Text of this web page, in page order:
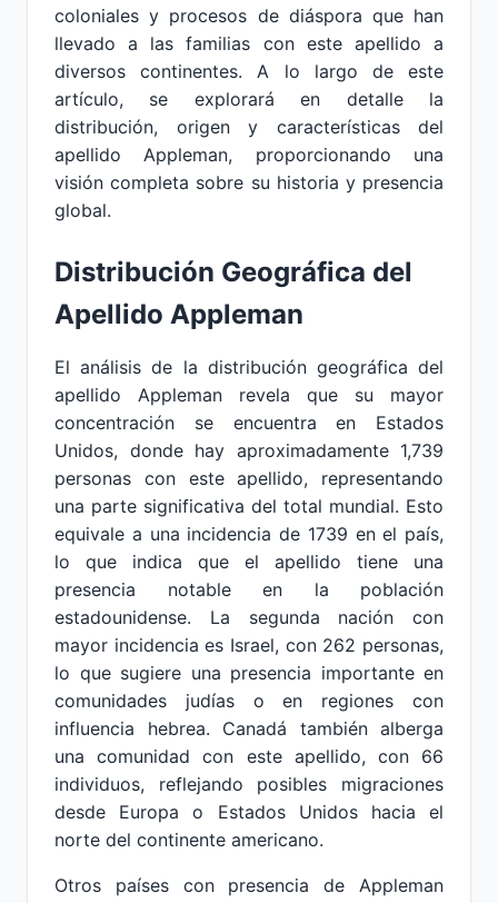
coloniales y procesos de diáspora que han
llevado a las familias con este apellido a
diversos continentes. A lo largo de este
artículo, se explorará en detalle la
distribución, origen y características del
apellido Appleman, proporcionando una
visión completa sobre su historia y presencia
global.
Distribución Geográfica del
Apellido Appleman
El análisis de la distribución geográfica del
apellido Appleman revela que su mayor
concentración se encuentra en Estados
Unidos, donde hay aproximadamente 1,739
personas con este apellido, representando
una parte significativa del total mundial. Esto
equivale a una incidencia de 1739 en el país,
lo que indica que el apellido tiene una
presencia notable en la población
estadounidense. La segunda nación con
mayor incidencia es Israel, con 262 personas,
lo que sugiere una presencia importante en
comunidades judías o en regiones con
influencia hebrea. Canadá también alberga
una comunidad con este apellido, con 66
individuos, reflejando posibles migraciones
desde Europa o Estados Unidos hacia el
norte del continente americano.
Otros países con presencia de Appleman